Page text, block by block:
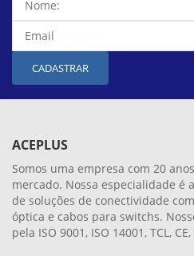
CADASTRAR
ACEPLUS
Somos uma empresa com 20
mercado. Nossa especialidade é
de soluções de conectividade
óptica e cabos para switchs.
pela ISO 9001, ISO 14001, TCL, CE,